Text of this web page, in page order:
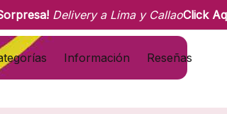
Delivery a Lima y CallaoClick
Información Reseñas